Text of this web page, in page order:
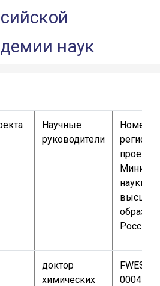
наук
Научные
руководители
Номер
проекта
науки и
России
доктор
химических
FWES-
0004